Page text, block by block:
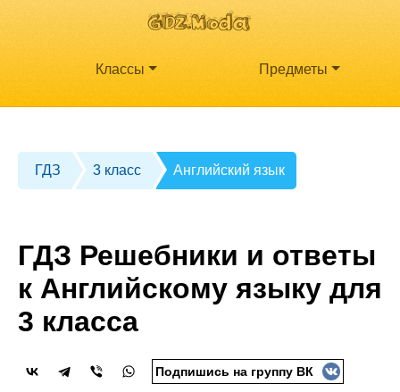
Классы Предметы
ГДЗ 3 класс Английский язык
ГДЗ Решебники и ответы
к Английскому языку для
3 класса
Подпишись на группу ВК